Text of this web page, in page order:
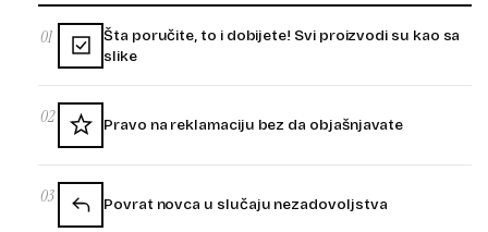
01
Šta poručite, to i dobijete! Svi proizvodi su kao sa
slike
02 Pravo na reklamaciju bez da objašnjavate
03 Povrat novca u slučaju nezadovoljstva